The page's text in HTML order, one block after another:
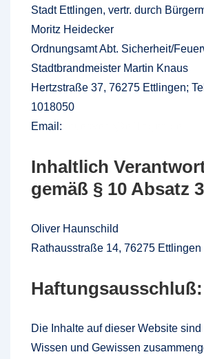
Stadt Ettlingen, vertr. durch
Moritz Heidecker
Ordnungsamt Abt. Sicherheit/
Stadtbrandmeister Martin Knaus
Hertzstraße 37, 76275 Ettlingen;
1018050
Email:
Inhaltlich
gemäß § 10 Absatz
Oliver Haunschild
Rathausstraße 14, 76275 Ettlingen
Haftungsausschluß:
Die Inhalte auf dieser Website
Wissen und Gewissen